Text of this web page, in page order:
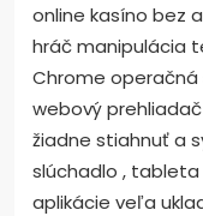
online kasíno bez
hráč manipulácia
Chrome
webový
žiadne stiahnuť a
slúchadlo ,
aplikácie veľa